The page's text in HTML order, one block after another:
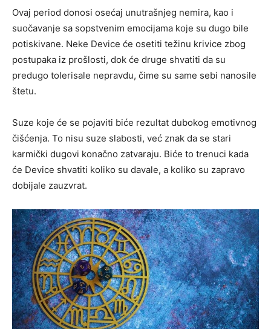
Ovaj period donosi osećaj unutrašnjeg nemira, kao i
suočavanje sa sopstvenim emocijama koje su dugo bile
potiskivane. Neke Device će osetiti težinu krivice zbog
postupaka iz prošlosti, dok će druge shvatiti da su
predugo tolerisale nepravdu, čime su same sebi nanosile
štetu.
Suze koje će se pojaviti biće rezultat dubokog emotivnog
čišćenja. To nisu suze slabosti, već znak da se stari
karmički dugovi konačno zatvaraju. Biće to trenuci kada
će Device shvatiti koliko su davale, a koliko su zapravo
dobijale zauzvrat.